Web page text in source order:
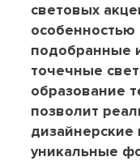
световых
особенностью
подобранные
точечные
образование
позволит
дизайнерские
уникальные